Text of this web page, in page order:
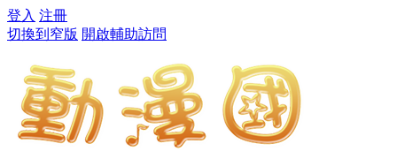
登入 注冊
切換到窄版 開啟輔助訪問